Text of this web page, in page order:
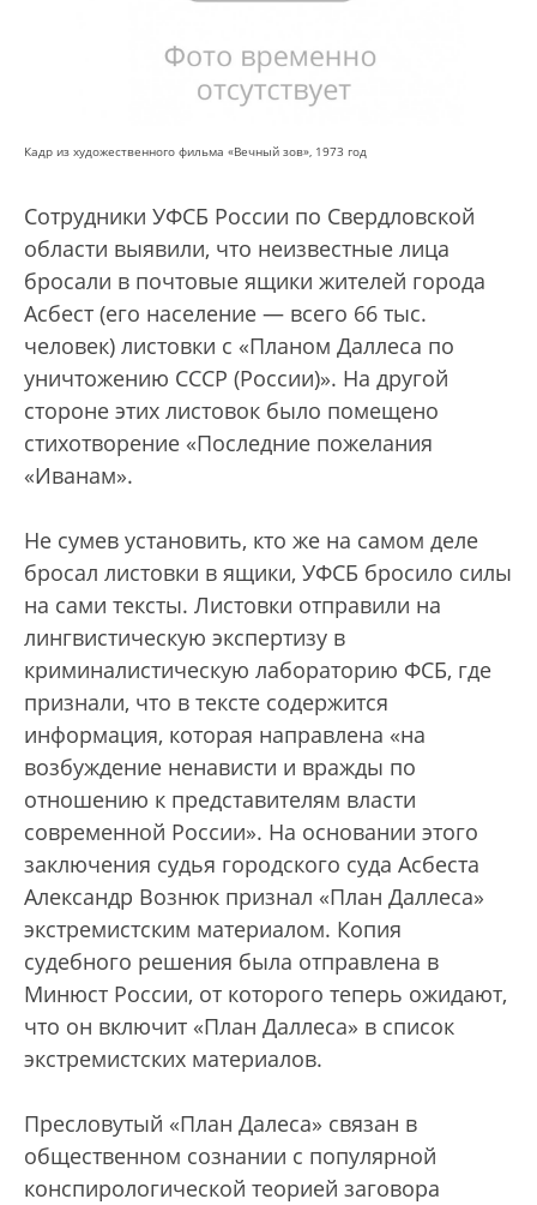
Кадр из художественного фильма «Вечный зов», 1973 год
Сотрудники УФСБ России по Свердловской
области выявили, что неизвестные лица
бросали в почтовые ящики жителей города
Асбест (его население — всего 66 тыс.
человек) листовки с «Планом Даллеса по
уничтожению СССР (России)». На другой
стороне этих листовок было помещено
стихотворение «Последние пожелания
«Иванам».
Не сумев установить, кто же на самом деле
бросал листовки в ящики, УФСБ бросило силы
на сами тексты. Листовки отправили на
лингвистическую экспертизу в
криминалистическую лабораторию ФСБ, где
признали, что в тексте содержится
информация, которая направлена «на
возбуждение ненависти и вражды по
отношению к представителям власти
современной России». На основании этого
заключения судья городского суда Асбеста
Александр Вознюк признал «План Даллеса»
экстремистским материалом. Копия
судебного решения была отправлена в
Минюст России, от которого теперь ожидают,
что он включит «План Даллеса» в список
экстремистских материалов.
Пресловутый «План Далеса» связан в
общественном сознании с популярной
конспирологической теорией заговора